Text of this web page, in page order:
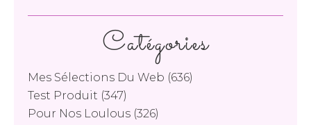
Catégories
Mes Sélections Du Web (636)
Test Produit (347)
Pour Nos Loulous (326)